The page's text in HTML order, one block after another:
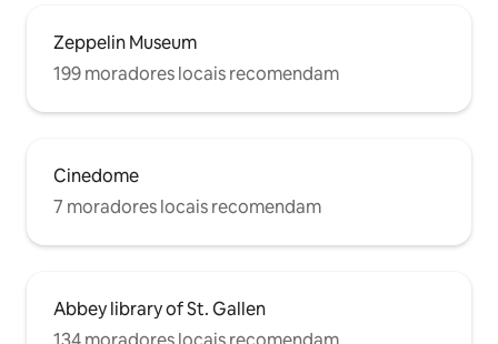
Zeppelin Museum
199 moradores locais recomendam
Cinedome
7 moradores locais recomendam
Abbey library of St. Gallen